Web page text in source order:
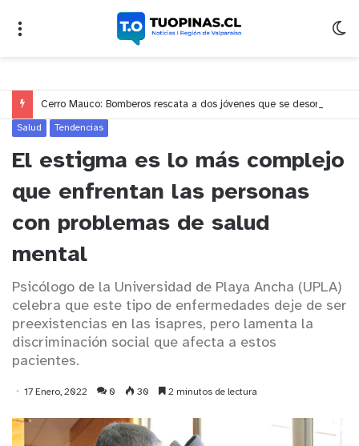
Salud Tendencias
El estigma es lo más complejo
que enfrentan las personas
con problemas de salud
mental
Psicólogo de la Universidad de Playa Ancha (UPLA)
celebra que este tipo de enfermedades deje de ser
preexistencias en las isapres, pero lamenta la
discriminación social que afecta a estos
pacientes.
17 Enero, 2022 0 30 2 minutos de lectura